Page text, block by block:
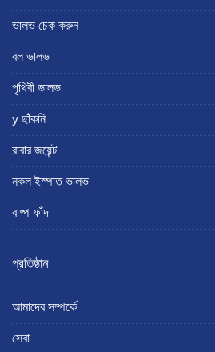
ভালভ চেক করুন
বল ভালভ
পৃথিবী ভালভ
y ছাঁকনি
রাবার জয়েন্ট
নকল ইস্পাত ভালভ
বাষ্প ফাঁদ
প্রতিষ্ঠান
আমাদের সম্পর্কে
সেবা